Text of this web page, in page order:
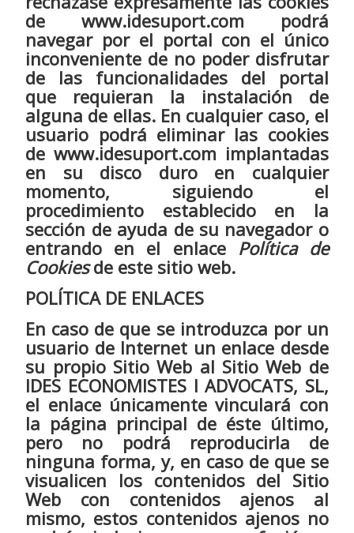
de www.idesuport.com podrá
navegar por el portal con el único
inconveniente de no poder disfrutar
de las funcionalidades del portal
que requieran la instalación de
alguna de ellas. En cualquier caso, el
usuario podrá eliminar las cookies
de www.idesuport.com implantadas
en su disco duro en cualquier
momento, siguiendo el
procedimiento establecido en la
sección de ayuda de su navegador o
entrando en el enlace Política de
Cookiesde este sitio web.
POLÍTICA DE ENLACES
En caso de que se introduzca por un
usuario de Internet un enlace desde
su propio Sitio Web al Sitio Web de
IDES ECONOMISTES I ADVOCATS, SL,
el enlace únicamente vinculará con
la página principal de éste último,
pero no podrá reproducirla de
ninguna forma, y, en caso de que se
visualicen los contenidos del Sitio
Web con contenidos ajenos al
mismo, estos contenidos ajenos no